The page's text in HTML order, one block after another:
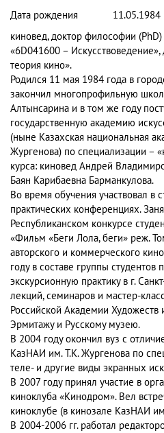
Дата рождения
11.05.1984
киновед, доктор философии
«6D041600 –
теория кино».
Родился 11 мая 1984 года в
закончил многопрофильную
Алтынсарина и в том же году
государственную академию
(ныне Казахская национальная
Жургенова) по специализации –
курса: киновед Андрей
Баян Карибаевна Барманкулова.
Во время обучения участвовал в
практических конференциях.
Республиканском конкурсе
«Фильм «Беги Лола, беги» реж.
авторского и коммерческого
году в составе группы студентов
экскурсионную практику в г.
лекций, семинаров и мастер-
Российской Академии Художеств
Эрмитажу и Русскому музею.
В 2004 году окончил вуз с
КазНАИ им. Т.К. Жургенова по
теле- и другие виды экранных
В 2007 году принял участие в
киноклуба «Кинодром». Вел
киноклубе (в кинозале КазНАИ
В 2004-2006 гг. работал